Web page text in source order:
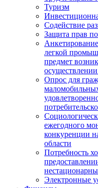
Туризм
Содействие
Защита прав
легкой
предмет
осуществлении
Опрос для
ежегодного
конкуренции
области
Потребность
Электронные